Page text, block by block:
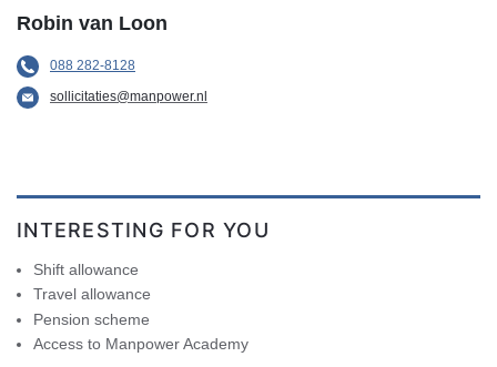
Robin van Loon
088 282-8128
sollicitaties@manpower.nl
INTERESTING FOR YOU
Shift allowance
Travel allowance
Pension scheme
Access to Manpower Academy